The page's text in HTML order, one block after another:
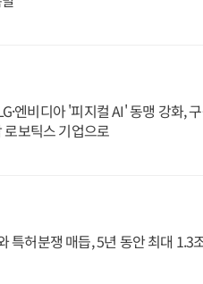
엔비디아 '피지컬 AI' 동맹 강화,
로보틱스 기업으로
특허분쟁 매듭, 5년 동안 최대 1.3